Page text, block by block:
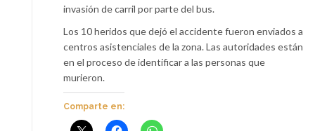
invasión de carril por parte del bus.
Los 10 heridos que dejó el accidente fueron enviados a
centros asistenciales de la zona. Las autoridades están
en el proceso de identificar a las personas que
murieron.
Comparte en: